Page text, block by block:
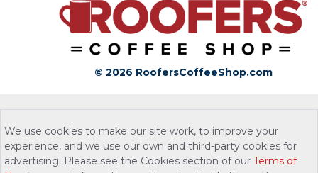
© 2026 RoofersCoffeeShop.com
We use cookies to make our site work, to improve your
experience, and we use our own and third-party cookies for
advertising. Please see the Cookies section of our Terms of